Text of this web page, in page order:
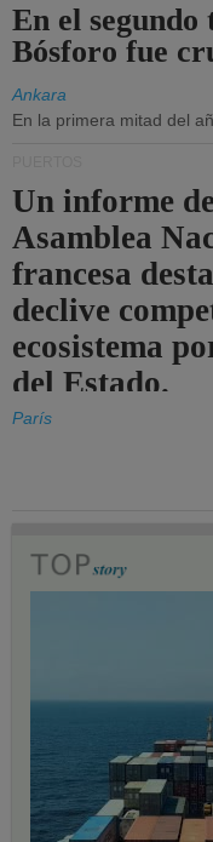
En el
Bósforo fue
Ankara
En la primera mitad del
Un informe
Asamblea
francesa
declive
ecosistema
del Estado.
París